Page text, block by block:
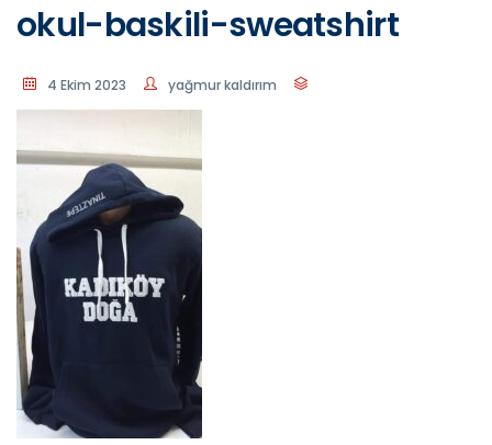
okul-baskili-sweatshirt
4 Ekim 2023 yağmur kaldırım